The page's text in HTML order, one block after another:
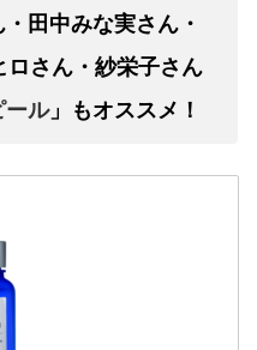
田中みな実さん・
ロさん・紗栄子さん
ール」もオススメ！